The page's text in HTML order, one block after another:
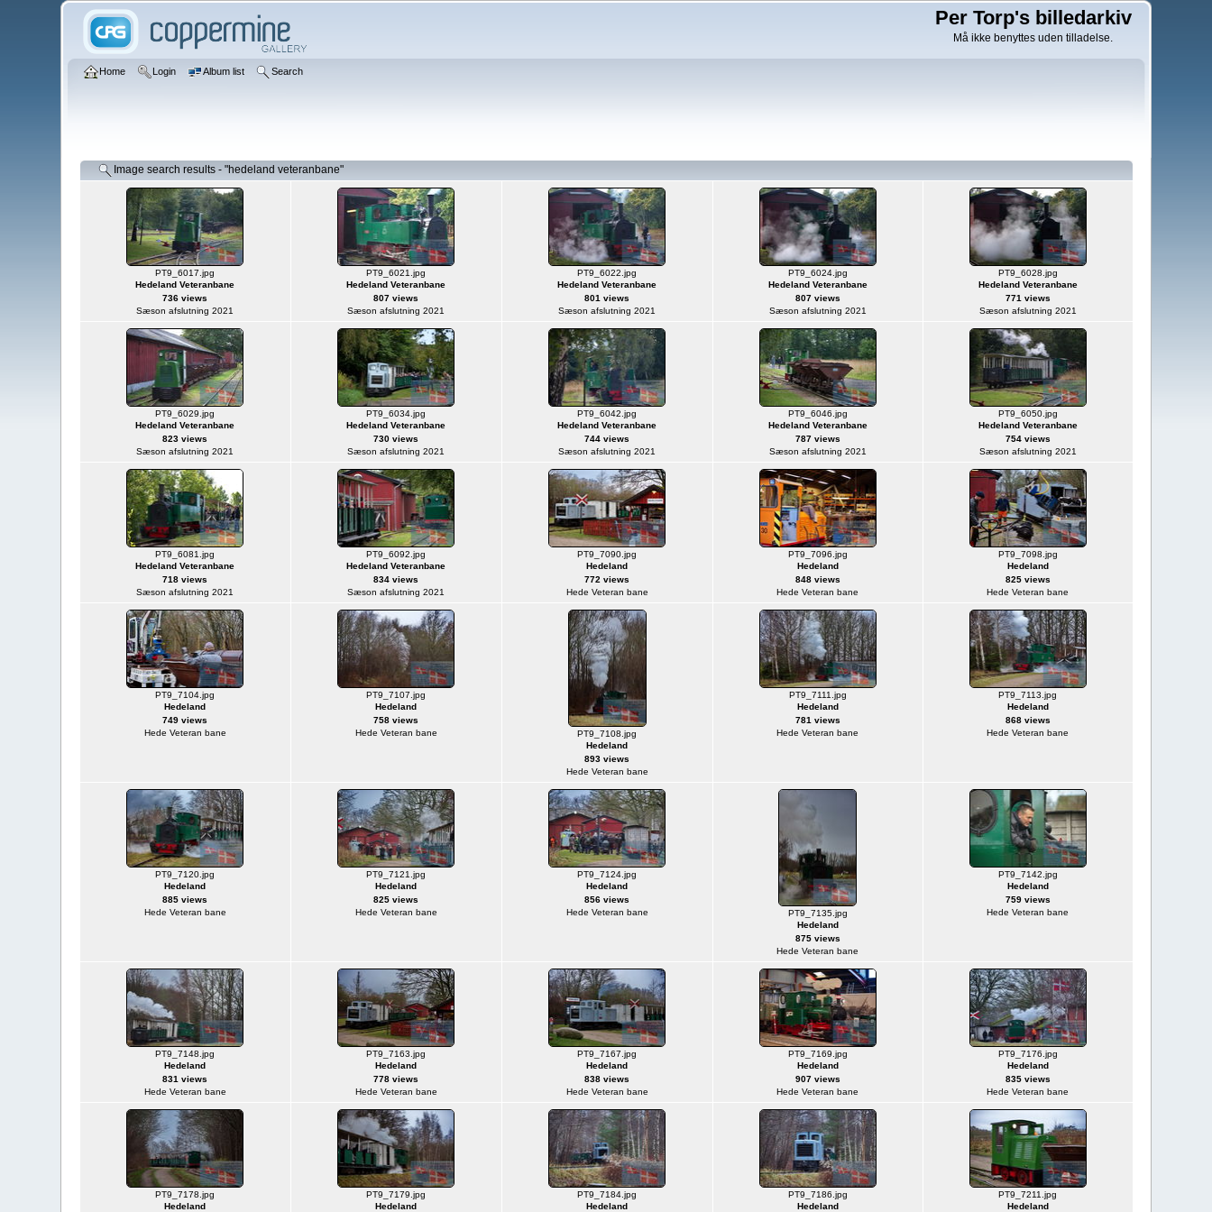
Per Torp's billedarkiv
Må ikke benyttes uden tilladelse.
Home Login Album list Search
Image search results - "hedeland veteranbane"
PT9_6017.jpg
Hedeland Veteranbane
736 views
Sæson afslutning 2021
PT9_6021.jpg
Hedeland Veteranbane
807 views
Sæson afslutning 2021
PT9_6022.jpg
Hedeland Veteranbane
801 views
Sæson afslutning 2021
PT9_6024.jpg
Hedeland Veteranbane
807 views
Sæson afslutning 2021
PT9_6028.jpg
Hedeland Veteranbane
771 views
Sæson afslutning 2021
PT9_6029.jpg
Hedeland Veteranbane
823 views
Sæson afslutning 2021
PT9_6034.jpg
Hedeland Veteranbane
730 views
Sæson afslutning 2021
PT9_6042.jpg
Hedeland Veteranbane
744 views
Sæson afslutning 2021
PT9_6046.jpg
Hedeland Veteranbane
787 views
Sæson afslutning 2021
PT9_6050.jpg
Hedeland Veteranbane
754 views
Sæson afslutning 2021
PT9_6081.jpg
Hedeland Veteranbane
718 views
Sæson afslutning 2021
PT9_6092.jpg
Hedeland Veteranbane
834 views
Sæson afslutning 2021
PT9_7090.jpg
Hedeland
772 views
Hede Veteran bane
PT9_7096.jpg
Hedeland
848 views
Hede Veteran bane
PT9_7098.jpg
Hedeland
825 views
Hede Veteran bane
PT9_7104.jpg
Hedeland
749 views
Hede Veteran bane
PT9_7107.jpg
Hedeland
758 views
Hede Veteran bane
PT9_7108.jpg
Hedeland
893 views
Hede Veteran bane
PT9_7111.jpg
Hedeland
781 views
Hede Veteran bane
PT9_7113.jpg
Hedeland
868 views
Hede Veteran bane
PT9_7120.jpg
Hedeland
885 views
Hede Veteran bane
PT9_7121.jpg
Hedeland
825 views
Hede Veteran bane
PT9_7124.jpg
Hedeland
856 views
Hede Veteran bane
PT9_7135.jpg
Hedeland
875 views
Hede Veteran bane
PT9_7142.jpg
Hedeland
759 views
Hede Veteran bane
PT9_7148.jpg
Hedeland
831 views
Hede Veteran bane
PT9_7163.jpg
Hedeland
778 views
Hede Veteran bane
PT9_7167.jpg
Hedeland
838 views
Hede Veteran bane
PT9_7169.jpg
Hedeland
907 views
Hede Veteran bane
PT9_7176.jpg
Hedeland
835 views
Hede Veteran bane
PT9_7178.jpg
Hedeland
PT9_7179.jpg
Hedeland
PT9_7184.jpg
Hedeland
PT9_7186.jpg
Hedeland
PT9_7211.jpg
Hedeland